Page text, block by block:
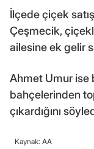
İlçede çiçek
Çeşmecik,
ailesine ek gelir
Ahmet Umur ise
bahçelerinden
çıkardığını
Kaynak: AA